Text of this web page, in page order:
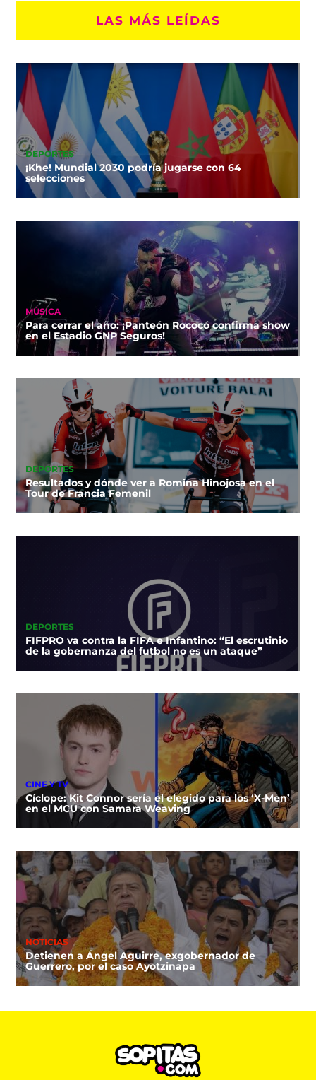
LAS MÁS LEÍDAS
DEPORTES
¡Khe! Mundial 2030 podría jugarse con 64
selecciones
MÚSICA
Para cerrar el año: ¡Panteón Rococó confirma show
en el Estadio GNP Seguros!
DEPORTES
Resultados y dónde ver a Romina Hinojosa en el
Tour de Francia Femenil
DEPORTES
FIFPRO va contra la FIFA e Infantino: “El escrutinio
de la gobernanza del futbol no es un ataque”
CINE Y TV
Cíclope: Kit Connor sería el elegido para los ‘X-Men’
en el MCU con Samara Weaving
NOTICIAS
Detienen a Ángel Aguirre, exgobernador de
Guerrero, por el caso Ayotzinapa